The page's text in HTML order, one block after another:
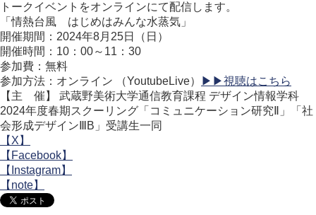
トークイベントをオンラインにて配信します。
「情熱台風 はじめはみんな水蒸気」
開催期間：2024年8月25日（日）
開催時間：10：00～11：30
参加費：無料
参加方法：オンライン （YoutubeLive）
▶▶視聴はこちら
【主 催】 武蔵野美術大学通信教育課程 デザイン情報学科
2024年度春期スクーリング「コミュニケーション研究Ⅱ」「社
会形成デザインⅢB」受講生一同
【X】
【Facebook】
【Instagram】
【note】